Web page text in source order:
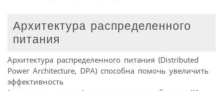
Архитектура распределенного
питания
Архитектура распределенного питания (Distributed
Power Architecture, DPA) способна помочь увеличить
эффективность